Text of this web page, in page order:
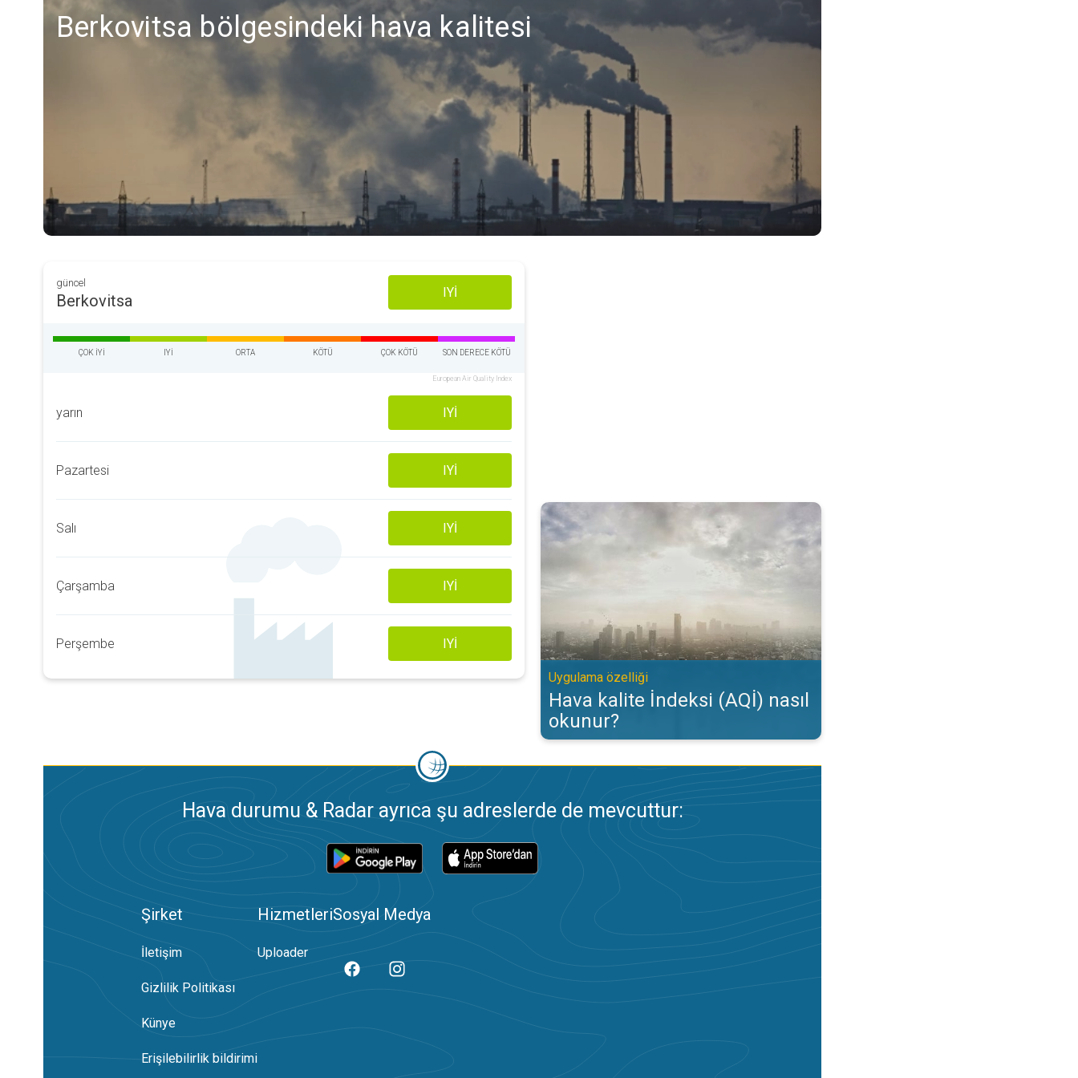
Berkovitsa bölgesindeki hava kalitesi
güncel
Berkovitsa IYI
ÇOK IYI IYI ORTA KÖTÜ ÇOK KÖTÜ SON DERECE KÖTÜ
European Air Quality Index
yarın IYI
Pazartesi IYI
Salı IYI
Çarşamba IYI
Perşembe IYI
Hava kalite İndeksi (AQİ) nasıl okunur?. Uygulama özelliği. . .
Uygulama özelliği
Hava kalite İndeksi (AQİ) nasıl
okunur?
Hava durumu & Radar ayrıca şu adreslerde de mevcuttur:
Şirket
İletişim
Gizlilik Politikası
Künye
Erişilebilirlik bildirimi
Hizmetleri
Uploader
Sosyal Medya